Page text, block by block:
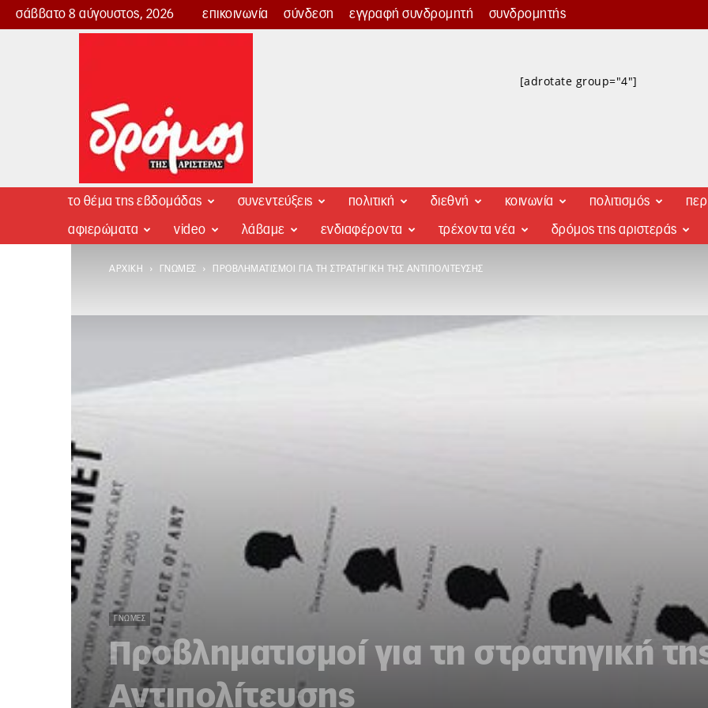
σάββατο 8 αύγουστος, 2026 επικοινωνία σύνδεση εγγραφή συνδρομητή συνδρομητής
Δρόμος
[adrotate group="4"]
το θέμα της εβδομάδας συνεντεύξεις πολιτική διεθνή κοινωνία πολιτισμός
αφιερώματα video λάβαμε ενδιαφέροντα τρέχοντα νέα δρόμος της αριστεράς
ΑΡΧΙΚΉ ΓΝΏΜΕΣ ΠΡΟΒΛΗΜΑΤΙΣΜΟΊ ΓΙΑ ΤΗ ΣΤΡΑΤΗΓΙΚΉ ΤΗΣ ΑΝΤΙΠΟΛΊΤΕΥΣΗΣ
ΓΝΏΜΕΣ
Προβληματισμοί για τη στρατηγική
Αντιπολίτευσης